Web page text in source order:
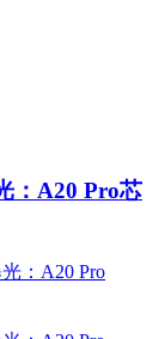
：A20 Pro芯